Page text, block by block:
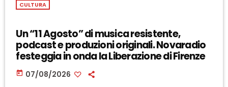
CULTURA
Un “11 Agosto” di musica resistente,
podcast e produzioni originali. Novaradio
festeggia in onda la Liberazione di Firenze
today 07/08/2026